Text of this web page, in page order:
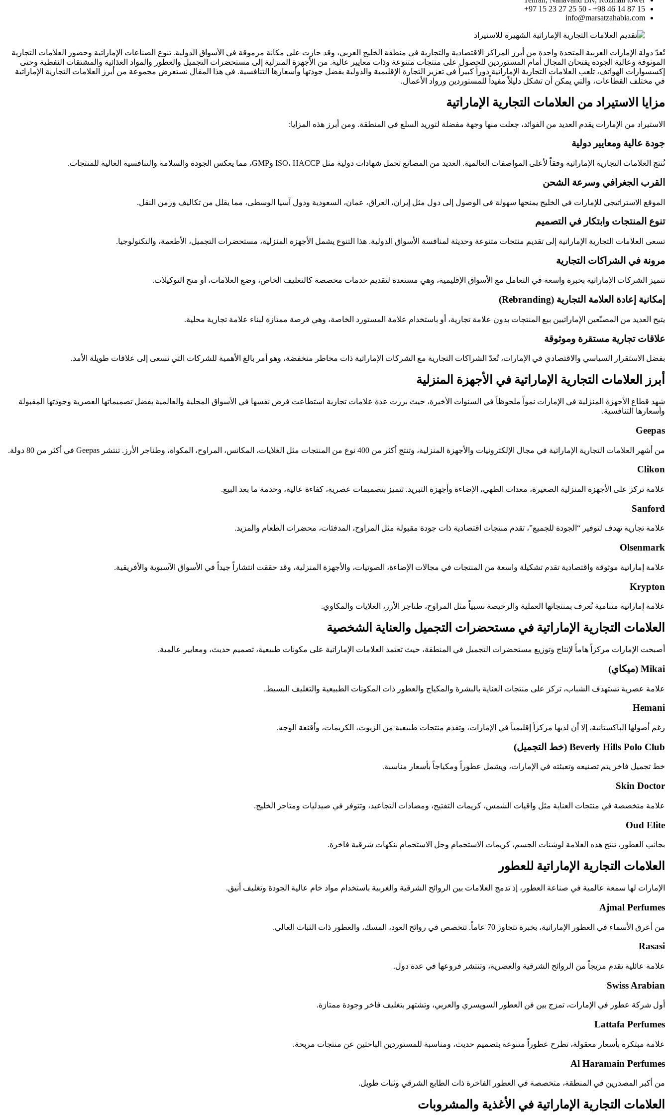
15 87 14 46 98+ - 50 25 27 23 15 97+
info@marsatzahabia.com
تُعدّ دولة الإمارات العربية المتحدة واحدة من أبرز المراكز الاقتصادية والتجارية في منطقة الخليج العربي، وقد حازت على مكانة مرموقة في الأسواق الدولية. تنوع الصناعات الإماراتية وحضور العلامات التجارية
الموثوقة وعالية الجودة يفتحان المجال أمام المستوردين للحصول على منتجات متنوعة وذات معايير عالية. من الأجهزة المنزلية إلى مستحضرات التجميل والعطور والمواد الغذائية والمشتقات النفطية وحتى
إكسسوارات الهواتف، تلعب العلامات التجارية الإماراتية دوراً كبيراً في تعزيز التجارة الإقليمية والدولية بفضل جودتها وأسعارها التنافسية. في هذا المقال نستعرض مجموعة من أبرز العلامات التجارية الإماراتية
في مختلف القطاعات، والتي يمكن أن تشكل دليلاً مفيداً للمستوردين ورواد الأعمال.
مزايا الاستيراد من العلامات التجارية الإماراتية
الاستيراد من الإمارات يقدم العديد من الفوائد، جعلت منها وجهة مفضلة لتوريد السلع في المنطقة. ومن أبرز هذه المزايا:
جودة عالية ومعايير دولية
تُنتج العلامات التجارية الإماراتية وفقاً لأعلى المواصفات العالمية. العديد من المصانع تحمل شهادات دولية مثل ISO، HACCP وGMP، مما يعكس الجودة والسلامة والتنافسية العالية للمنتجات.
القرب الجغرافي وسرعة الشحن
الموقع الاستراتيجي للإمارات في الخليج يمنحها سهولة في الوصول إلى دول مثل إيران، العراق، عمان، السعودية ودول آسيا الوسطى، مما يقلل من تكاليف وزمن النقل.
تنوع المنتجات وابتكار في التصميم
تسعى العلامات التجارية الإماراتية إلى تقديم منتجات متنوعة وحديثة لمنافسة الأسواق الدولية. هذا التنوع يشمل الأجهزة المنزلية، مستحضرات التجميل، الأطعمة، والتكنولوجيا.
مرونة في الشراكات التجارية
تتميز الشركات الإماراتية بخبرة واسعة في التعامل مع الأسواق الإقليمية، وهي مستعدة لتقديم خدمات مخصصة كالتغليف الخاص، وضع العلامات، أو منح التوكيلات.
إمكانية إعادة العلامة التجارية (Rebranding)
يتيح العديد من المصنّعين الإماراتيين بيع المنتجات بدون علامة تجارية، أو باستخدام علامة المستورد الخاصة، وهي فرصة ممتازة لبناء علامة تجارية محلية.
علاقات تجارية مستقرة وموثوقة
بفضل الاستقرار السياسي والاقتصادي في الإمارات، تُعدّ الشراكات التجارية مع الشركات الإماراتية ذات مخاطر منخفضة، وهو أمر بالغ الأهمية للشركات التي تسعى إلى علاقات طويلة الأمد.
أبرز العلامات التجارية الإماراتية في الأجهزة المنزلية
شهد قطاع الأجهزة المنزلية في الإمارات نمواً ملحوظاً في السنوات الأخيرة، حيث برزت عدة علامات تجارية استطاعت فرض نفسها في الأسواق المحلية والعالمية بفضل تصميماتها العصرية وجودتها المقبولة
وأسعارها التنافسية.
Geepas
من أشهر العلامات التجارية الإماراتية في مجال الإلكترونيات والأجهزة المنزلية، وتنتج أكثر من 400 نوع من المنتجات مثل الغلايات، المكانس، المراوح، المكواة، وطناجر الأرز. تنتشر Geepas في أكثر من 80 دولة.
Clikon
علامة تركز على الأجهزة المنزلية الصغيرة، معدات الطهي، الإضاءة وأجهزة التبريد. تتميز بتصميمات عصرية، كفاءة عالية، وخدمة ما بعد البيع.
Sanford
علامة تجارية تهدف لتوفير “الجودة للجميع”، تقدم منتجات اقتصادية ذات جودة مقبولة مثل المراوح، المدفئات، محضرات الطعام والمزيد.
Olsenmark
علامة إماراتية موثوقة واقتصادية تقدم تشكيلة واسعة من المنتجات في مجالات الإضاءة، الصوتيات، والأجهزة المنزلية، وقد حققت انتشاراً جيداً في الأسواق الآسيوية والأفريقية.
Krypton
علامة إماراتية متنامية تُعرف بمنتجاتها العملية والرخيصة نسبياً مثل المراوح، طناجر الأرز، الغلايات والمكاوي.
العلامات التجارية الإماراتية في مستحضرات التجميل والعناية الشخصية
أصبحت الإمارات مركزاً هاماً لإنتاج وتوزيع مستحضرات التجميل في المنطقة، حيث تعتمد العلامات الإماراتية على مكونات طبيعية، تصميم حديث، ومعايير عالمية.
Mikai (ميكاي)
علامة عصرية تستهدف الشباب، تركز على منتجات العناية بالبشرة والمكياج والعطور ذات المكونات الطبيعية والتغليف البسيط.
Hemani
رغم أصولها الباكستانية، إلا أن لديها مركزاً إقليمياً في الإمارات، وتقدم منتجات طبيعية من الزيوت، الكريمات، وأقنعة الوجه.
Beverly Hills Polo Club (خط التجميل)
خط تجميل فاخر يتم تصنيعه وتعبئته في الإمارات، ويشمل عطوراً ومكياجاً بأسعار مناسبة.
Skin Doctor
علامة متخصصة في منتجات العناية مثل واقيات الشمس، كريمات التفتيح، ومضادات التجاعيد، وتتوفر في صيدليات ومتاجر الخليج.
Oud Elite
بجانب العطور، تنتج هذه العلامة لوشنات الجسم، كريمات الاستحمام وجل الاستحمام بنكهات شرقية فاخرة.
العلامات التجارية الإماراتية للعطور
الإمارات لها سمعة عالمية في صناعة العطور، إذ تدمج العلامات بين الروائح الشرقية والغربية باستخدام مواد خام عالية الجودة وتغليف أنيق.
Ajmal Perfumes
من أعرق الأسماء في العطور الإماراتية، بخبرة تتجاوز 70 عاماً. تتخصص في روائح العود، المسك، والعطور ذات الثبات العالي.
Rasasi
علامة عائلية تقدم مزيجاً من الروائح الشرقية والعصرية، وتنتشر فروعها في عدة دول.
Swiss Arabian
أول شركة عطور في الإمارات، تمزج بين فن العطور السويسري والعربي، وتشتهر بتغليف فاخر وجودة ممتازة.
Lattafa Perfumes
علامة مبتكرة بأسعار معقولة، تطرح عطوراً متنوعة بتصميم حديث، ومناسبة للمستوردين الباحثين عن منتجات مربحة.
Al Haramain Perfumes
من أكبر المصدرين في المنطقة، متخصصة في العطور الفاخرة ذات الطابع الشرقي وثبات طويل.
العلامات التجارية الإماراتية في الأغذية والمشروبات